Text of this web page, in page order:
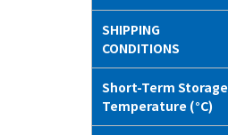
SHIPPING
CONDITIONS
Short-Term Storage
Temperature (°C)